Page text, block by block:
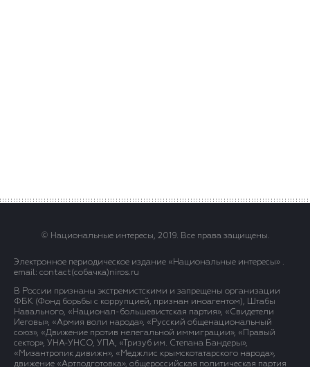
© Национальные интересы, 2019. Все права защищены.
Электронное периодическое издание «Национальные интересы» .
email: contact(сoбaчка)niros.ru
В России признаны экстремистскими и запрещены организации
ФБК (Фонд борьбы с коррупцией, признан иноагентом), Штабы
Навального, «Национал-большевистская партия», «Свидетели
Иеговы», «Армия воли народа», «Русский общенациональный
союз», «Движение против нелегальной иммиграции», «Правый
сектор», УНА-УНСО, УПА, «Тризуб им. Степана Бандеры»,
«Мизантропик дивижн», «Меджлис крымскотатарского народа»,
движение «Артподготовка», общероссийская политическая партия